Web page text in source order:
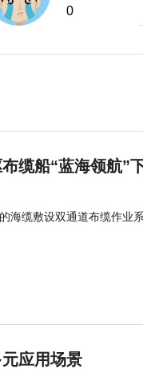
0
缆船“蓝海领航”
海缆敷设双通道布缆作业
应用场景